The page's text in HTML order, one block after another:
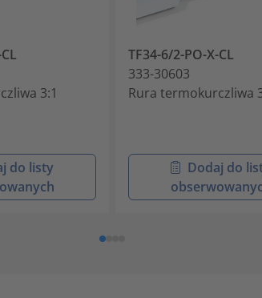
3:1
do listy
TF34-6/2-PO-X-CL
333-30603
Rura termokurczliwa
Dodaj do